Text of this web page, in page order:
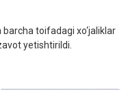
toifadagi xo‘jaliklar
yetishtirildi.